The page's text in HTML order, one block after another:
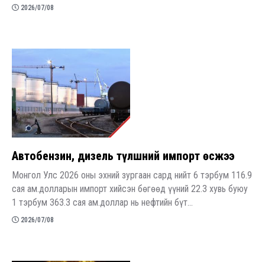
2026/07/08
Автобензин, дизель түлшний импорт өсжээ
Монгол Улс 2026 оны эхний зургаан сард нийт 6 тэрбум 116.9
сая ам.долларын импорт хийсэн бөгөөд үүний 22.3 хувь буюу
1 тэрбум 363.3 сая ам.доллар нь нефтийн бүт...
2026/07/08